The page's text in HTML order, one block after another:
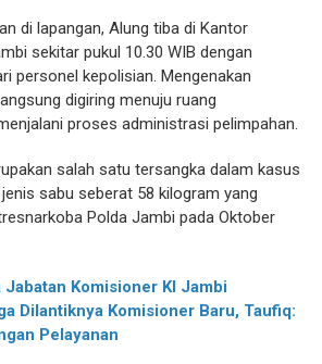
di lapangan, Alung tiba di Kantor
sekitar pukul 10.30 WIB dengan
personel kepolisian. Mengenakan
digiring menuju ruang
proses administrasi pelimpahan.
salah satu tersangka dalam kasus
sabu seberat 58 kilogram yang
Polda Jambi pada Oktober
Jabatan Komisioner KI Jambi
Dilantiknya Komisioner Baru, Taufiq:
Pelayanan